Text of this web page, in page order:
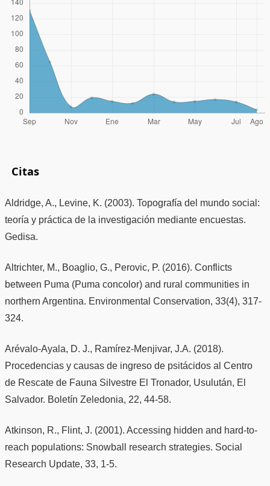
Citas
Aldridge, A., Levine, K. (2003). Topografía del mundo social:
teoría y práctica de la investigación mediante encuestas.
Gedisa.
Altrichter, M., Boaglio, G., Perovic, P. (2016). Conflicts
between Puma (Puma concolor) and rural communities in
northern Argentina. Environmental Conservation, 33(4), 317-
324.
Arévalo-Ayala, D. J., Ramírez-Menjivar, J.A. (2018).
Procedencias y causas de ingreso de psitácidos al Centro
de Rescate de Fauna Silvestre El Tronador, Usulután, El
Salvador. Boletín Zeledonia, 22, 44-58.
Atkinson, R., Flint, J. (2001). Accessing hidden and hard-to-
reach populations: Snowball research strategies. Social
Research Update, 33, 1-5.